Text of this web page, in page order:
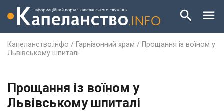
Капеланство.інфо / Гарнізонний храм / Прощання із воїном у
Львівському шпиталі
Прощання із воїном у
Львівському шпиталі